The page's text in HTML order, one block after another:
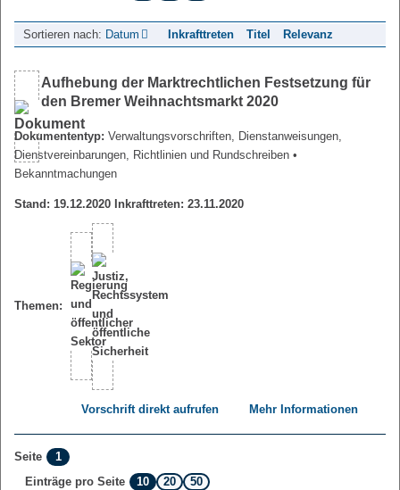
Sortieren nach: Datum Inkrafttreten Titel Relevanz
Aufhebung der Marktrechtlichen Festsetzung für
den Bremer Weihnachtsmarkt 2020
Dokumententyp: Verwaltungsvorschriften, Dienstanweisungen,
Dienstvereinbarungen, Richtlinien und Rundschreiben •
Bekanntmachungen
Stand: 19.12.2020 Inkrafttreten: 23.11.2020
Themen:
Vorschrift direkt aufrufen Mehr Informationen
Seite
1
Einträge pro Seite
10 20 50